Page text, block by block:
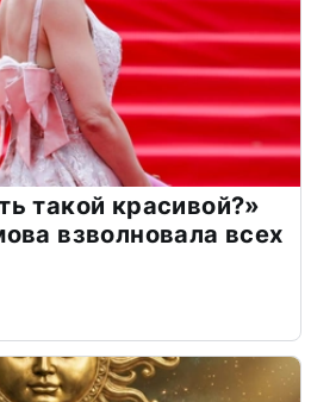
такой красивой?»
взволновала всех